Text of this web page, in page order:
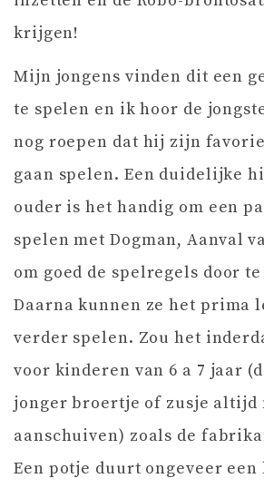
krijgen!
Mijn jongens vinden dit een
te spelen en ik hoor de
nog roepen dat hij zijn
gaan spelen. Een duidelijke
ouder is het handig om een
spelen met Dogman, Aanval
om goed de spelregels door
Daarna kunnen ze het prima
verder spelen. Zou het
voor kinderen van 6 a 7 jaar
jonger broertje of zusje altijd
aanschuiven) zoals de
Een potje duurt ongeveer